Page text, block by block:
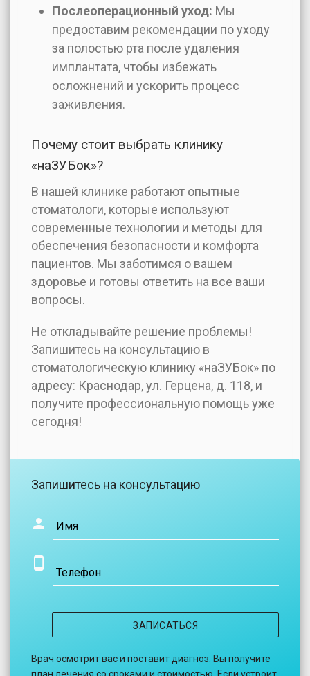
Послеоперационный уход: Мы
предоставим рекомендации по уходу
за полостью рта после удаления
имплантата, чтобы избежать
осложнений и ускорить процесс
заживления.
Почему стоит выбрать клинику
«наЗУБок»?
В нашей клинике работают опытные
стоматологи, которые используют
современные технологии и методы для
обеспечения безопасности и комфорта
пациентов. Мы заботимся о вашем
здоровье и готовы ответить на все ваши
вопросы.
Не откладывайте решение проблемы!
Запишитесь на консультацию в
стоматологическую клинику «наЗУБок» по
адресу: Краснодар, ул. Герцена, д. 118, и
получите профессиональную помощь уже
сегодня!
Запишитесь на консультацию
Имя
Телефон
ЗАПИСАТЬСЯ
Врач осмотрит вас и поставит диагноз. Вы получите